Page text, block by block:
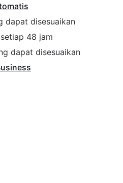
dapat disesuaikan
setiap 48 jam
dapat disesuaikan